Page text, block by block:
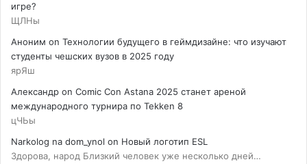
игре?
ЩЛНы
Аноним on Технологии будущего в геймдизайне: что изучают
студенты чешских вузов в 2025 году
ярЯш
Александр on Comic Con Astana 2025 станет ареной
международного турнира по Tekken 8
цЧЬы
Narkolog na dom_ynol on Новый логотип ESL
Здорова, народ Близкий человек уже несколько дней…